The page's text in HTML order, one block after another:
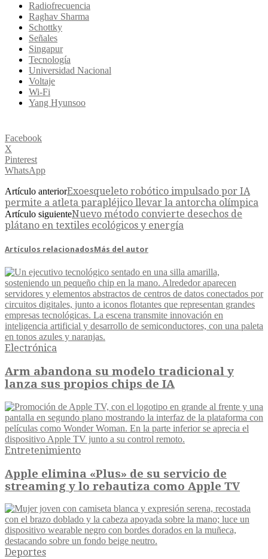
Radiofrecuencia
Raghav Sharma
Schottky
Señales
Singapur
Tecnología
Universidad Nacional
Voltaje
Wi-Fi
Yang Hyunsoo
Facebook
X
Pinterest
WhatsApp
Artículo anteriorExoesqueleto robótico impulsado por IA
permite a atleta parapléjico llevar la antorcha olímpica
Artículo siguienteNuevo método convierte desechos de
plátano en textiles ecológicos y energía
Artículos relacionadosMás del autor
Electrónica
Arm abandona su modelo tradicional y
lanza sus propios chips de IA
Entretenimiento
Apple elimina «Plus» de su servicio de
streaming y lo rebautiza como Apple TV
Deportes